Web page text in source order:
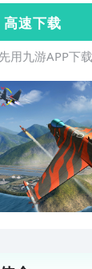
源基地抢夺），
时对战，刺激
，不再一个人寂
锋》体验扣人
高 速 下 载
用九游APP下载